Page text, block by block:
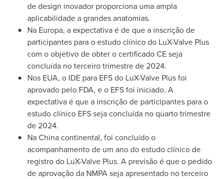
de design inovador proporciona uma ampla
aplicabilidade a grandes anatomias.
Na Europa, a expectativa é de que a inscrição de
participantes para o estudo clínico do LuX-Valve Plus
com o objetivo de obter o certificado CE seja
concluída no terceiro trimestre de 2024.
Nos EUA, o IDE para EFS do LuX-Valve Plus foi
aprovado pelo FDA, e o EFS foi iniciado. A
expectativa é que a inscrição de participantes para o
estudo clínico EFS seja concluída no quarto trimestre
de 2024.
Na Chinacontinental, foi concluído o
acompanhamento de um ano do estudo clínico de
registro do LuX-Valve Plus. A previsão é que o pedido
de aprovação da NMPA seja apresentado no terceiro